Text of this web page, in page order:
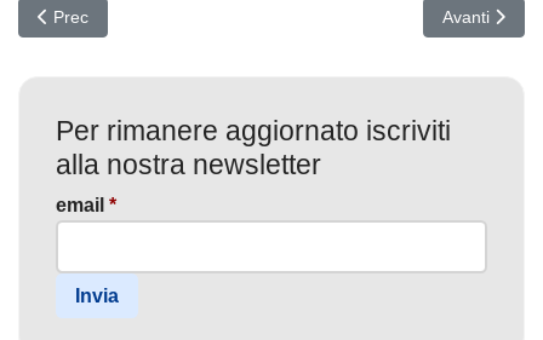
Articolo precedente: Cybersecurity per Contabili: il manuale che
Prec Articolo
Avanti
Per rimanere aggiornato iscriviti
alla nostra newsletter
email *
Invia